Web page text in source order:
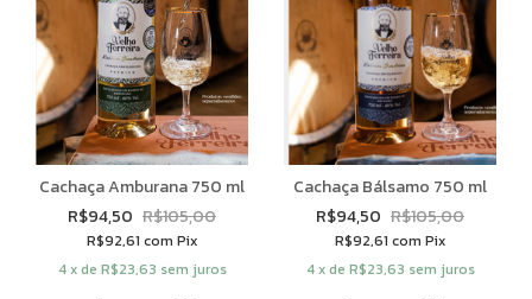
Cachaça Amburana 750 ml
R$94,50 R$105,00
R$92,61 com Pix
4x de R$23,63 sem juros
Cachaça Bálsamo 750 ml
R$94,50 R$105,00
R$92,61 com Pix
4x de R$23,63 sem juros